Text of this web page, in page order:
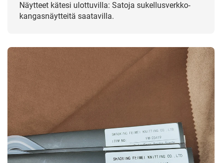
Näytteet kätesi ulottuvilla: Satoja sukellusverkko-
kangasnäytteitä saatavilla.